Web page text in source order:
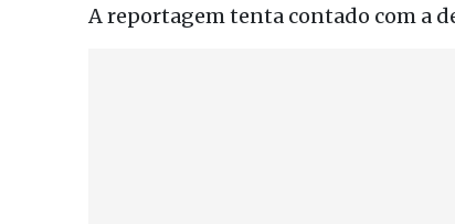
A reportagem tenta contado com a